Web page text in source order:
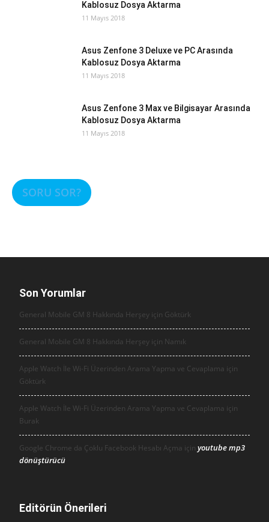
Kablosuz Dosya Aktarma
11 Mayıs 2018
Asus Zenfone 3 Deluxe ve PC Arasında
Kablosuz Dosya Aktarma
11 Mayıs 2018
Asus Zenfone 3 Max ve Bilgisayar Arasında
Kablosuz Dosya Aktarma
11 Mayıs 2018
SORU SOR?
Son Yorumlar
General Mobile GM 8 Hakkında Herşey için Göktürk
General Mobile GM 8 Hakkında Herşey için Namık
Apple Watch İle Wi-Fi Üzerinden Arama Yapma ve Cevaplama için
Göktürk
Apple Watch İle Wi-Fi Üzerinden Arama Yapma ve Cevaplama için
Burak
Google Chrome da Çoklu Facebook Hesabı Açma için youtube mp3
dönüştürücü
Editörün Önerileri